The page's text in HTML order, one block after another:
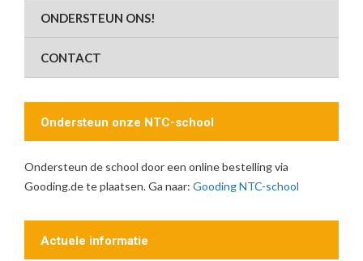
ONDERSTEUN ONS!
CONTACT
Ondersteun onze NTC-school
Ondersteun de school door een online bestelling via
Gooding.de te plaatsen. Ga naar: Gooding NTC-school
Actuele informatie